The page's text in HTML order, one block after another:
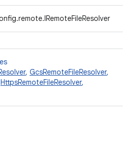
, GcsRemoteFileResolver,
HttpsRemoteFileResolver,